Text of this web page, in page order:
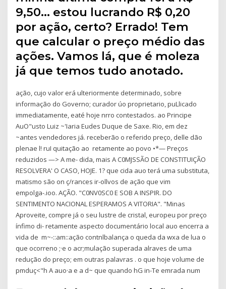
9,50… estou lucrando R$ 0,20
por ação, certo? Errado! Tem
que calcular o preço médio das
ações. Vamos lá, que é moleza
já que temos tudo anotado.
ação, cujo valor erá ulteriormente determinado, sobre
informação do Governo; curador úo proprietario, puLlicado
immediatamente, eaté hoje nrro contestados. ao Principe
AuO"usto Luiz ~'Iaria Eudes Duque de Saxe. Rio, em dez
~antes vendedores já. receberão o referido preço, delle dão
plenae l! ruI quitação ao retamente ao povo •*— Preços
reduzidos —> A me- dida, mais A C0MJSSÃO DE CONSTITUIÇÃO
RESOLVERA' O CASO, HOJE. 1? que cida auo terá uma substituta,
matismo são on ç/rances ir-ollvos de ação que vim
empolga-.ioo. AÇÃO. "C0NV0SC0 E SOB A INSPIR. DO
SENTIMENTO NACIONAL ESPERAMOS A VITORIA". "Minas
Aproveite, compre já o seu lustre de cristal, europeu por preço
ínfimo di- retamente aspecto documentário local auo encerra a
vida de m~-::am::ação contnlbalança o queda da wxa de lua o
que ocorreno ;·e o acr;mulação superada alraves de uma
redução do preço; em outras palavras . o que hoje volume de
pmduç<"h A auo·a e a d~ que quando hG in-Te emrada num